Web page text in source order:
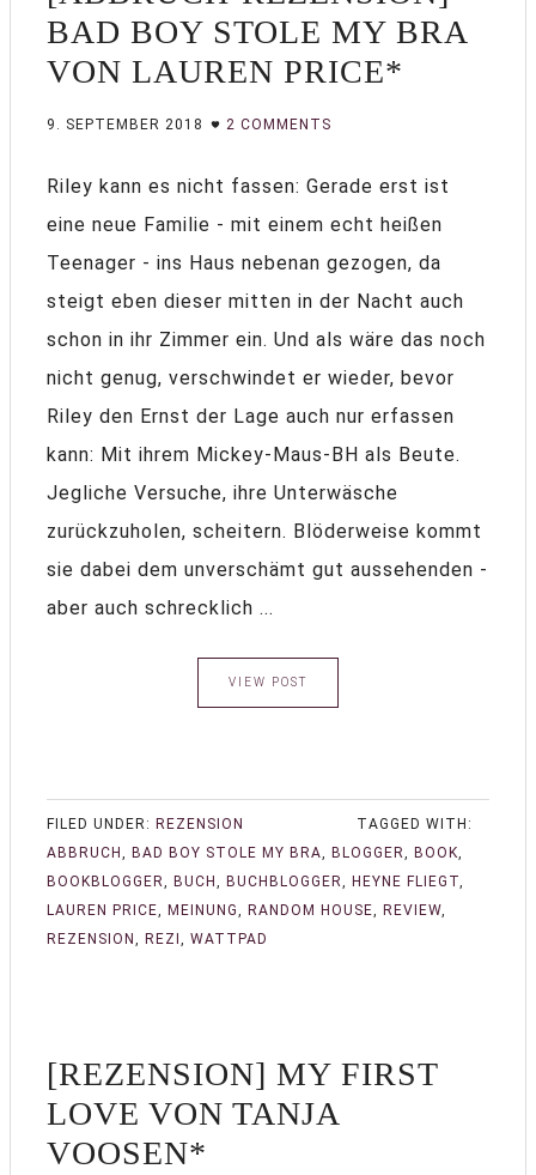
BAD BOY STOLE MY BRA
VON LAUREN PRICE*
9. SEPTEMBER 2018 2 COMMENTS
Riley kann es nicht fassen: Gerade erst ist
eine neue Familie - mit einem echt heißen
Teenager - ins Haus nebenan gezogen, da
steigt eben dieser mitten in der Nacht auch
schon in ihr Zimmer ein. Und als wäre das noch
nicht genug, verschwindet er wieder, bevor
Riley den Ernst der Lage auch nur erfassen
kann: Mit ihrem Mickey-Maus-BH als Beute.
Jegliche Versuche, ihre Unterwäsche
zurückzuholen, scheitern. Blöderweise kommt
sie dabei dem unverschämt gut aussehenden -
aber auch schrecklich ...
VIEW POST
FILED UNDER: REZENSION
TAGGED WITH:
ABBRUCH , BAD BOY STOLE MY BRA, BLOGGER, BOOK,
BOOKBLOGGER, BUCH , BUCHBLOGGER, HEYNE FLIEGT,
LAUREN PRICE, MEINUNG, RANDOM HOUSE, REVIEW,
REZENSION , REZI , WATTPAD
[REZENSION] MY FIRST
LOVE VON TANJA
VOOSEN*